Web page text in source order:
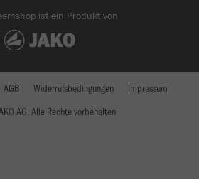
ist ein Produkt von
AG, Alle Rechte vorbehalten
AGB Widerrufsbedingungen Impressum